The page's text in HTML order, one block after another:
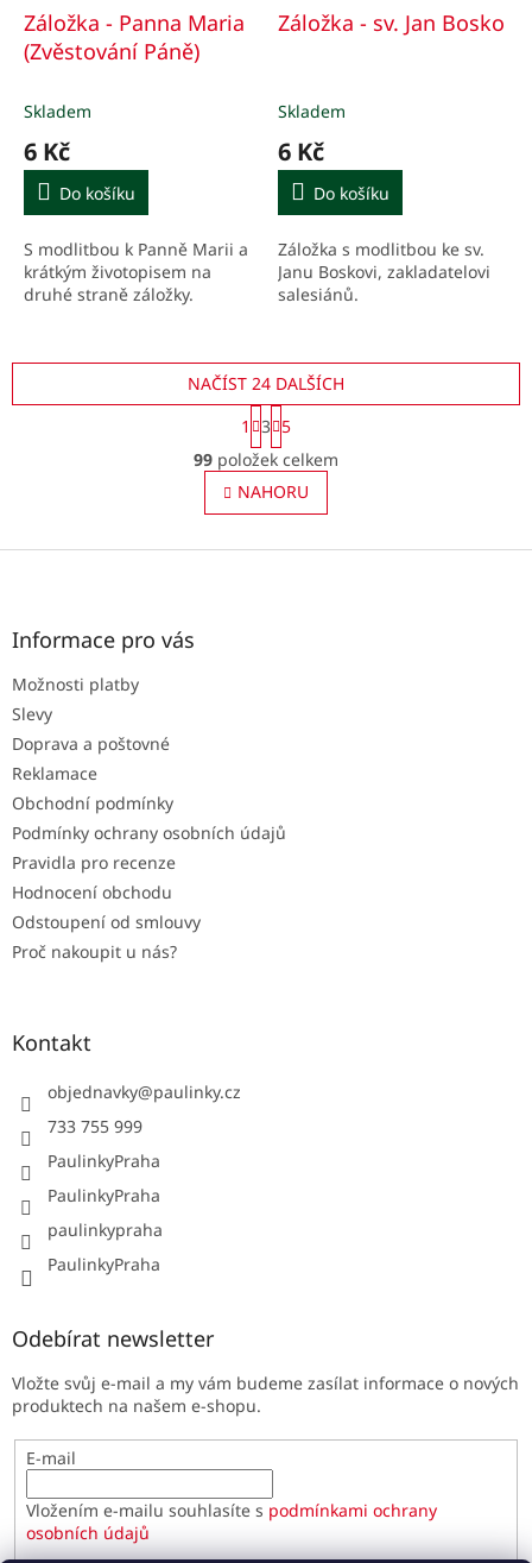
Záložka - Panna Maria
(Zvěstování Páně)
Skladem
6 Kč
Do košíku
S modlitbou k Panně Marii a
krátkým životopisem na
druhé straně záložky.
Záložka - sv. Jan Bosko
Skladem
6 Kč
Do košíku
Záložka s modlitbou ke sv.
Janu Boskovi, zakladatelovi
salesiánů.
O
v
l
á
a
s
u
NAČÍST 24 DALŠÍCH
S
t
r
á
n
k
v
1 3 5
99 položek celkem
NAHORU
Z
Informace pro vás
Možnosti platby
Slevy
Doprava a poštovné
Reklamace
Obchodní podmínky
Podmínky ochrany osobních údajů
Pravidla pro recenze
Hodnocení obchodu
Odstoupení od smlouvy
Proč nakoupit u nás?
Kontakt
objednavky@paulinky.cz
733 755 999
PaulinkyPraha
PaulinkyPraha
paulinkypraha
PaulinkyPraha
Odebírat newsletter
Vložte svůj e-mail a my vám budeme zasílat informace o nových
produktech na našem e-shopu.
E-mail
Vložením e-mailu souhlasíte s podmínkami ochrany
osobních údajů